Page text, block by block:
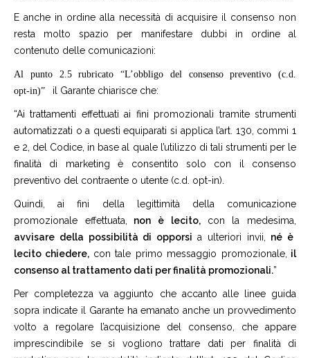
E anche in ordine alla necessità di acquisire il consenso non
resta molto spazio per manifestare dubbi in ordine al
contenuto delle comunicazioni:
Al punto 2.5 rubricato “L’obbligo del consenso preventivo (c.d.
opt-in)”
il Garante chiarisce che:
“Ai trattamenti effettuati ai fini promozionali tramite strumenti
automatizzati o a questi equiparati si applica l’art. 130, commi 1
e 2, del Codice, in base al quale l’utilizzo di tali strumenti per le
finalità di marketing è consentito solo con il consenso
preventivo del contraente o utente (c.d. opt-in).
Quindi, ai fini della legittimità della comunicazione
promozionale effettuata,
non è lecito, con la medesima,
avvisare della possibilità di opporsi a ulteriori invii, né è
lecito chiedere, con tale primo messaggio promozionale, il
consenso al trattamento dati per finalità promozionali.”
Per completezza va aggiunto che accanto alle linee guida
sopra indicate il Garante ha emanato anche un provvedimento
volto a regolare l’acquisizione del consenso, che appare
imprescindibile se si vogliono trattare dati per finalità di